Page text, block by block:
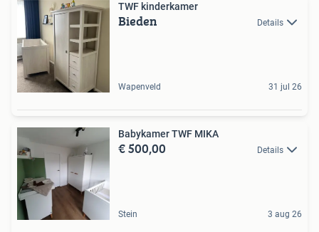
TWF kinderkamer
Bieden Details
Wapenveld 31 jul 26
Babykamer TWF MIKA
€ 500,00 Details
Stein 3 aug 26